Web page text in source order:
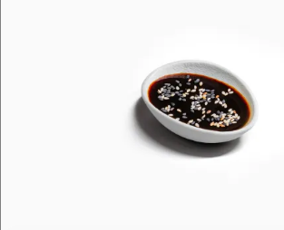
OpenFreeMap©OpenMapTiles
მარშრუტის დაგეგმვა